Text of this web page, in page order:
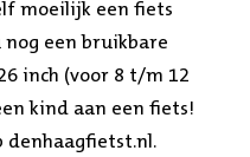
moeilijk een fiets
een bruikbare
inch (voor 8 t/m 12
kind aan een fiets!
denhaagfietst.nl.